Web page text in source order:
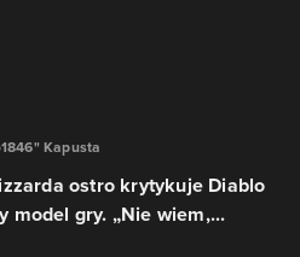
Kapusta
ostro krytykuje Diablo
model gry. „Nie wiem,...